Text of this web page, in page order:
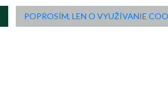
POPROSÍM, LEN O VYUŽÍVANIE